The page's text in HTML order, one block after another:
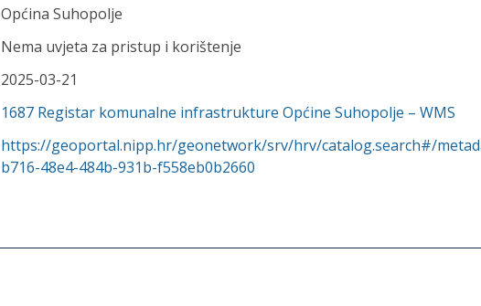
Općina Suhopolje
Nema uvjeta za pristup i korištenje
2025-03-21
1687 Registar komunalne infrastrukture Općine Suhopolje – WMS
https://geoportal.nipp.hr/geonetwork/srv/hrv/catalog.search#/
b716-48e4-484b-931b-f558eb0b2660